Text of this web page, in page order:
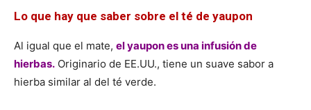
Lo que hay que saber sobre el té de yaupon
Al igual que el mate, el yaupon es una infusión de
hierbas. Originario de EE.UU., tiene un suave sabor a
hierba similar al del té verde.